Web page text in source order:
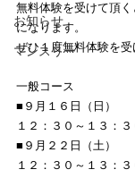
お知らせ
マンスリー
無料体験を受けて頂
になります。
ぜひ１度無料体験を
一般コース
■９月１６日（日）
１２：３０～１３：
■９月２２日（土）
１２：３０～１３：